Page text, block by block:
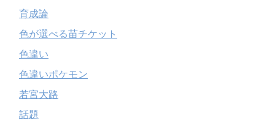
育成論
色が選べる苗チケット
色違い
色違いポケモン
若宮大路
話題